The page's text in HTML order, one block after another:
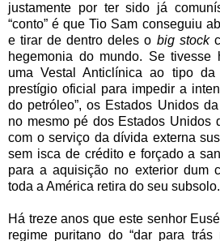
justamente por ter sido já
“conto” é que Tio Sam conseguiu
e tirar de dentro deles o big stock
hegemonia do mundo. Se tivesse
uma Vestal Anticlínica ao tipo da
prestígio oficial para impedir a
do petróleo”, os Estados Unidos
no mesmo pé dos Estados
com o serviço da dívida externa
sem isca de crédito e forçado a
para a aquisição no exterior dum
toda a América retira do seu subsolo.
Há treze anos que este senhor
regime puritano do “dar para trás